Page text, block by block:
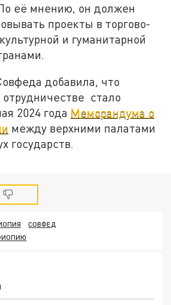
её мнению, он должен
проекты в торгово-
и гуманитарной
добавила, что
стало
2024 года Меморандума о
между верхними палатами
государств.
СОВФЕД